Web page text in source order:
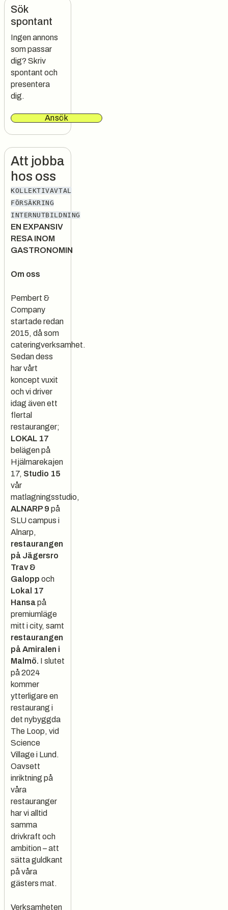
Sök
spontant
Ingen annons
som passar
dig? Skriv
spontant och
presentera
dig.
Ansök
Att jobba
hos oss
KOLLEKTIVAVTAL
FÖRSÄKRING
INTERNUTBILDNING
EN EXPANSIV
RESA INOM
GASTRONOMIN
Om oss
Pembert &
Company
startade redan
2015, då som
cateringverksamhet.
Sedan dess
har vårt
koncept vuxit
och vi driver
idag även ett
flertal
restauranger;
LOKAL 17
belägen på
Hjälmarekajen
17, Studio 15
vår
matlagningsstudio,
ALNARP 9 på
SLU campus i
Alnarp,
restaurangen
på Jägersro
Trav &
Galopp och
Lokal 17
Hansapå
premiumläge
mitt i city, samt
restaurangen
på Amiralen i
Malmö. I slutet
på 2024
kommer
ytterligare en
restaurang i
det nybyggda
The Loop, vid
Science
Village i Lund.
Oavsett
inriktning på
våra
restauranger
har vi alltid
samma
drivkraft och
ambition – att
sätta guldkant
på våra
gästers mat.
Verksamheten